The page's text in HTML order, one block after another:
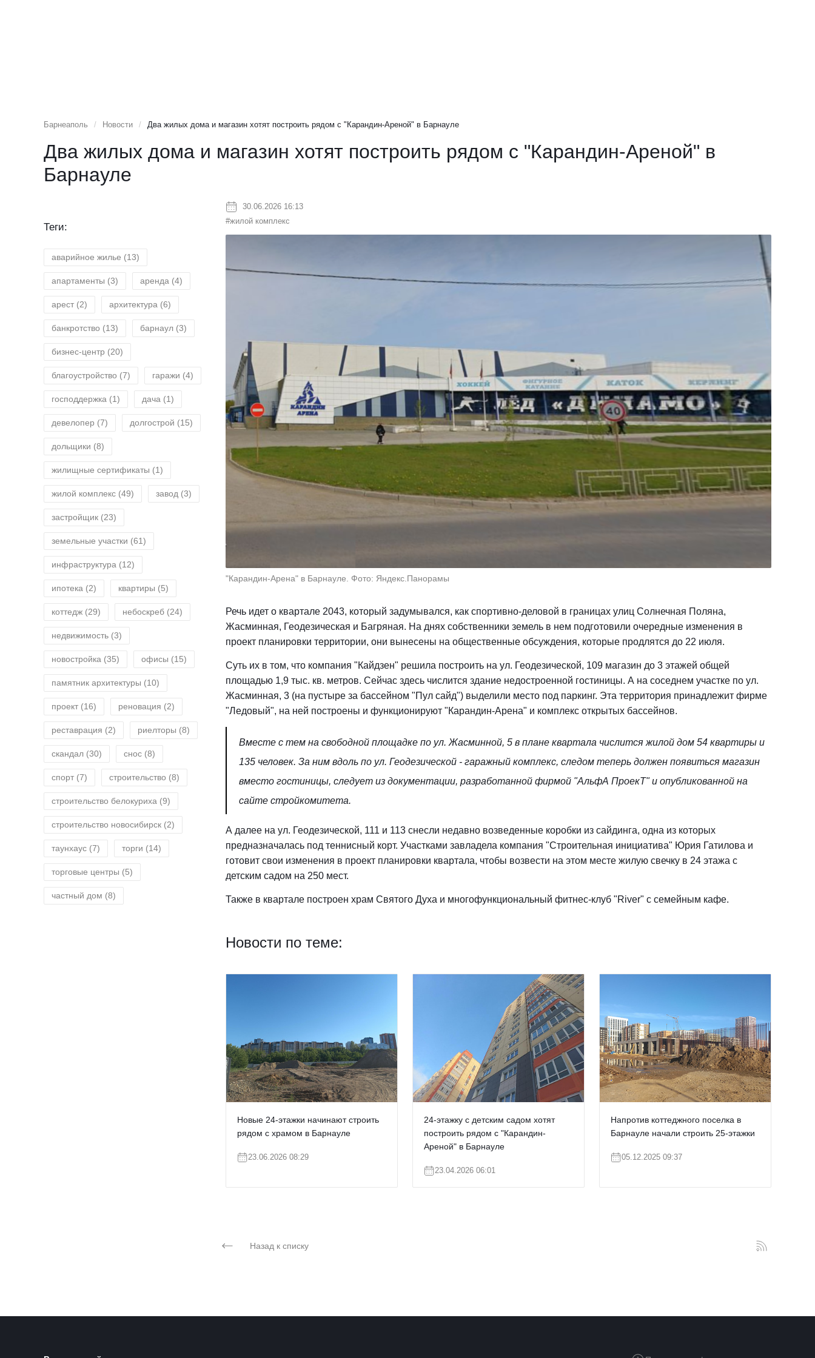
Барнеаполь / Новости / Два жилых дома и магазин хотят построить рядом с "Карандин-Ареной" в Барнауле
Два жилых дома и магазин хотят построить рядом с "Карандин-Ареной" в
Барнауле
30.06.2026 16:13
#жилой комплекс
"Карандин-Арена" в Барнауле. Фото: Яндекс.Панорамы
Речь идет о квартале 2043, который задумывался, как спортивно-деловой в границах улиц Солнечная Поляна,
Жасминная, Геодезическая и Багряная. На днях собственники земель в нем подготовили очередные изменения в
проект планировки территории, они вынесены на общественные обсуждения, которые продлятся до 22 июля.
Суть их в том, что компания "Кайдзен" решила построить на ул. Геодезической, 109 магазин до 3 этажей общей
площадью 1,9 тыс. кв. метров. Сейчас здесь числится здание недостроенной гостиницы. А на соседнем участке по ул.
Жасминная, 3 (на пустыре за бассейном "Пул сайд") выделили место под паркинг. Эта территория принадлежит фирме
"Ледовый", на ней построены и функционируют "Карандин-Арена" и комплекс открытых бассейнов.
Вместе с тем на свободной площадке по ул. Жасминной, 5 в плане квартала числится жилой дом 54 квартиры и
135 человек. За ним вдоль по ул. Геодезической - гаражный комплекс, следом теперь должен появиться магазин
вместо гостиницы, следует из документации, разработанной фирмой "АльфА ПроекТ" и опубликованной на
сайте стройкомитета.
А далее на ул. Геодезической, 111 и 113 снесли недавно возведенные коробки из сайдинга, одна из которых
предназначалась под теннисный корт. Участками завладела компания "Строительная инициатива" Юрия Гатилова и
готовит свои изменения в проект планировки квартала, чтобы возвести на этом месте жилую свечку в 24 этажа с
детским садом на 250 мест.
Также в квартале построен храм Святого Духа и многофункциональный фитнес-клуб "River" с семейным кафе.
Новости по теме:
Новые 24-этажки начинают строить
рядом с храмом в Барнауле
23.06.2026 08:29
24-этажку с детским садом хотят
построить рядом с "Карандин-
Ареной" в Барнауле
23.04.2026 06:01
Напротив коттеджного поселка в
Барнауле начали строить 25-этажки
05.12.2025 09:37
Назад к списку
Теги:
аварийное жилье (13)
апартаменты (3) аренда (4)
арест (2) архитектура (6)
банкротство (13) барнаул (3)
бизнес-центр (20)
благоустройство (7) гаражи (4)
господдержка (1) дача (1)
девелопер (7) долгострой (15)
дольщики (8)
жилищные сертификаты (1)
жилой комплекс (49) завод (3)
застройщик (23)
земельные участки (61)
инфраструктура (12)
ипотека (2) квартиры (5)
коттедж (29) небоскреб (24)
недвижимость (3)
новостройка (35) офисы (15)
памятник архитектуры (10)
проект (16) реновация (2)
реставрация (2) риелторы (8)
скандал (30) снос (8)
спорт (7) строительство (8)
строительство белокуриха (9)
строительство новосибирск (2)
таунхаус (7) торги (14)
торговые центры (5)
частный дом (8)